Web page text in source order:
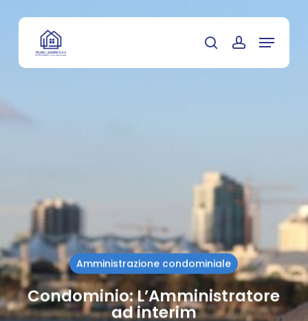
content
searchaccount
Menu
Amministrazione condominiale
Condominio: L’Amministratore
ad interim